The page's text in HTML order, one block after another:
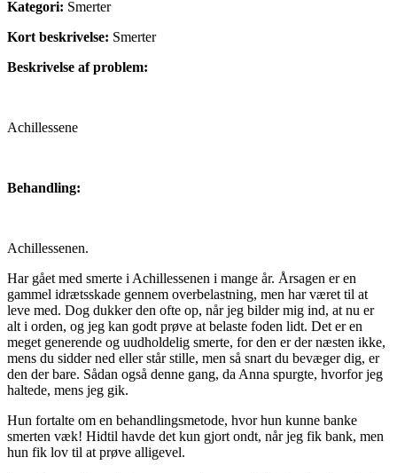
Kategori: Smerter
Kort beskrivelse: Smerter
Beskrivelse af problem:
Achillessene
Behandling:
Achillessenen.
Har gået med smerte i Achillessenen i mange år. Årsagen er en
gammel idrætsskade gennem overbelastning, men har været til at
leve med. Dog dukker den ofte op, når jeg bilder mig ind, at nu er
alt i orden, og jeg kan godt prøve at belaste foden lidt. Det er en
meget generende og uudholdelig smerte, for den er der næsten ikke,
mens du sidder ned eller står stille, men så snart du bevæger dig, er
den der bare. Sådan også denne gang, da Anna spurgte, hvorfor jeg
haltede, mens jeg gik.
Hun fortalte om en behandlingsmetode, hvor hun kunne banke
smerten væk! Hidtil havde det kun gjort ondt, når jeg fik bank, men
hun fik lov til at prøve alligevel.